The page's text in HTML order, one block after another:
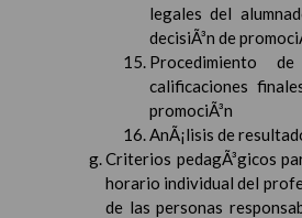
legales del
decisiÃ³n de
Procedimiento
calificaciones
promociÃ³n
AnÃ¡lisis de
Criterios pedagÃ³gicos
horario individual del
de las personas